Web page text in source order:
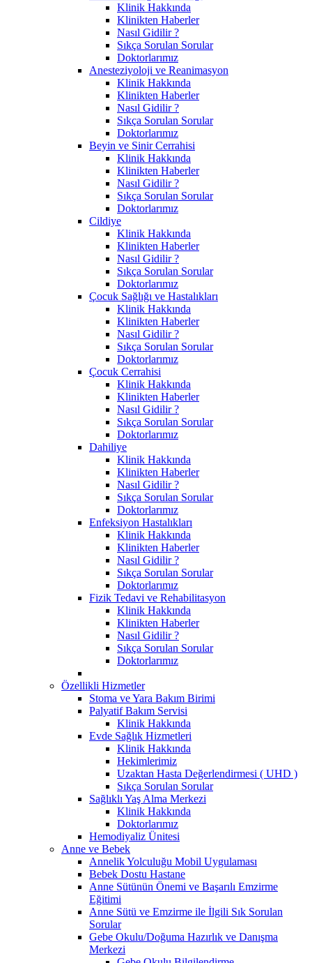
Klinik Hakkında
Klinikten Haberler
Nasıl Gidilir ?
Sıkça Sorulan Sorular
Doktorlarımız
Anesteziyoloji ve Reanimasyon
Klinik Hakkında
Klinikten Haberler
Nasıl Gidilir ?
Sıkça Sorulan Sorular
Doktorlarımız
Beyin ve Sinir Cerrahisi
Klinik Hakkında
Klinikten Haberler
Nasıl Gidilir ?
Sıkça Sorulan Sorular
Doktorlarımız
Cildiye
Klinik Hakkında
Klinikten Haberler
Nasıl Gidilir ?
Sıkça Sorulan Sorular
Doktorlarımız
Çocuk Sağlığı ve Hastalıkları
Klinik Hakkında
Klinikten Haberler
Nasıl Gidilir ?
Sıkça Sorulan Sorular
Doktorlarımız
Çocuk Cerrahisi
Klinik Hakkında
Klinikten Haberler
Nasıl Gidilir ?
Sıkça Sorulan Sorular
Doktorlarımız
Dahiliye
Klinik Hakkında
Klinikten Haberler
Nasıl Gidilir ?
Sıkça Sorulan Sorular
Doktorlarımız
Enfeksiyon Hastalıkları
Klinik Hakkında
Klinikten Haberler
Nasıl Gidilir ?
Sıkça Sorulan Sorular
Doktorlarımız
Fizik Tedavi ve Rehabilitasyon
Klinik Hakkında
Klinikten Haberler
Nasıl Gidilir ?
Sıkça Sorulan Sorular
Doktorlarımız
Özellikli Hizmetler
Stoma ve Yara Bakım Birimi
Palyatif Bakım Servisi
Klinik Hakkında
Evde Sağlık Hizmetleri
Klinik Hakkında
Hekimlerimiz
Uzaktan Hasta Değerlendirmesi ( UHD )
Sıkça Sorulan Sorular
Sağlıklı Yaş Alma Merkezi
Klinik Hakkında
Doktorlarımız
Hemodiyaliz Ünitesi
Anne ve Bebek
Annelik Yolculuğu Mobil Uygulaması
Bebek Dostu Hastane
Anne Sütünün Önemi ve Başarılı Emzirme
Eğitimi
Anne Sütü ve Emzirme ile İlgili Sık Sorulan
Sorular
Gebe Okulu/Doğuma Hazırlık ve Danışma
Merkezi